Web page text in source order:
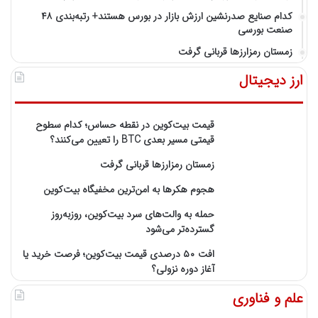
کدام صنایع صدرنشین‌ ارزش بازار در بورس هستند+ رتبه‌بندی ۴۸
صنعت بورسی
زمستان رمزارزها قربانی گرفت
ارز دیجیتال
قیمت بیت‌کوین در نقطه حساس؛ کدام سطوح
قیمتی مسیر بعدی BTC را تعیین می‌کنند؟
زمستان رمزارزها قربانی گرفت
هجوم هکرها به امن‌ترین مخفیگاه بیت‌کوین
حمله به والت‌های سرد بیت‌کوین، روزبه‌روز
گسترده‌تر می‌شود
افت ۵۰ درصدی قیمت بیت‌کوین؛ فرصت خرید یا
آغاز دوره نزولی؟
علم و فناوری